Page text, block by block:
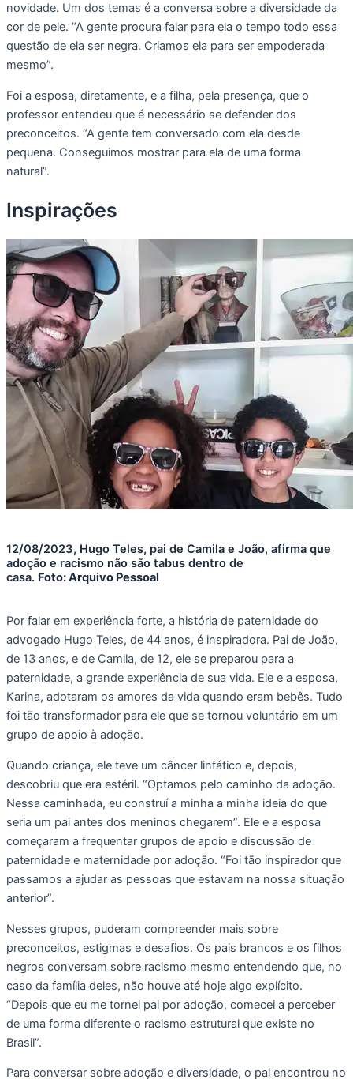
novidade. Um dos temas é a conversa sobre a diversidade da
cor de pele. “A gente procura falar para ela o tempo todo essa
questão de ela ser negra. Criamos ela para ser empoderada
mesmo”.
Foi a esposa, diretamente, e a filha, pela presença, que o
professor entendeu que é necessário se defender dos
preconceitos. “A gente tem conversado com ela desde
pequena. Conseguimos mostrar para ela de uma forma
natural”.
Inspirações
12/08/2023, Hugo Teles, pai de Camila e João, afirma que
adoção e racismo não são tabus dentro de
casa. Foto: Arquivo Pessoal
Por falar em experiência forte, a história de paternidade do
advogado Hugo Teles, de 44 anos, é inspiradora. Pai de João,
de 13 anos, e de Camila, de 12, ele se preparou para a
paternidade, a grande experiência de sua vida. Ele e a esposa,
Karina, adotaram os amores da vida quando eram bebês. Tudo
foi tão transformador para ele que se tornou voluntário em um
grupo de apoio à adoção.
Quando criança, ele teve um câncer linfático e, depois,
descobriu que era estéril. “Optamos pelo caminho da adoção.
Nessa caminhada, eu construí a minha a minha ideia do que
seria um pai antes dos meninos chegarem”. Ele e a esposa
começaram a frequentar grupos de apoio e discussão de
paternidade e maternidade por adoção. “Foi tão inspirador que
passamos a ajudar as pessoas que estavam na nossa situação
anterior”.
Nesses grupos, puderam compreender mais sobre
preconceitos, estigmas e desafios. Os pais brancos e os filhos
negros conversam sobre racismo mesmo entendendo que, no
caso da família deles, não houve até hoje algo explícito.
“Depois que eu me tornei pai por adoção, comecei a perceber
de uma forma diferente o racismo estrutural que existe no
Brasil”.
Para conversar sobre adoção e diversidade, o pai encontrou no